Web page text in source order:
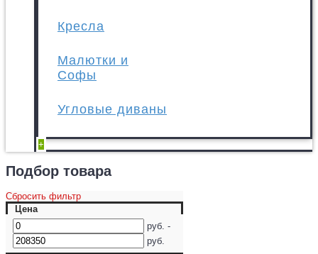
Кресла
Малютки и
Софы
Угловые диваны
+
Подбор товара
Сбросить фильтр
Цена
руб. -
руб.